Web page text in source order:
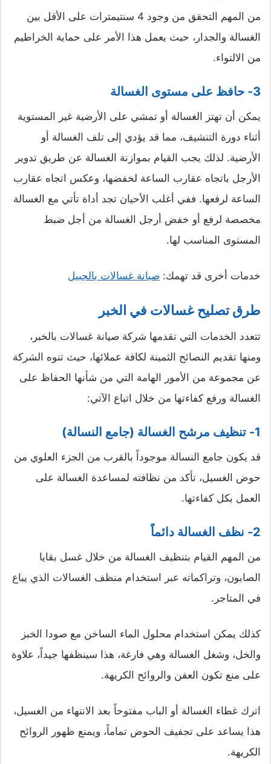
من المهم التحقق من وجود 4 سنتيمترات على الأقل بين
الغسالة والجدار، حيث يعمل هذا الأمر على حماية الخراطيم
من الالتواء.
3- حافظ على مستوى الغسالة
يمكن أن تهتز الغسالة أو تمشي على الأرضية غير المستوية
أثناء دورة التنشيف، مما قد يؤدي إلى تلف الغسالة أو
الأرضية. لذلك يجب القيام بموازنة الغسالة عن طريق تدوير
الأرجل باتجاه عقارب الساعة لخفضها، وعكس اتجاه عقارب
الساعة لرفعها. ففي أغلب الأحيان تجد أداة تأتي مع الغسالة
مخصصة لرفع أو خفض أرجل الغسالة من أجل ضبط
المستوى المناسب لها.
خدمات أخرى قد تهمك: صيانة غسالات بالجبيل
طرق تصليح غسالات في الخبر
تتعدد الخدمات التي تقدمها شركة صيانة غسالات بالخبر،
ومنها تقديم النصائح الثمينة لكافة عملائها، حيث تنوه الشركة
عن مجموعة من الأمور الهامة التي من شأنها الحفاظ على
الغسالة ورفع كفاءتها من خلال اتباع الآتي:
1- تنظيف مرشح الغسالة (جامع النسالة)
قد يكون جامع النسالة موجوداً بالقرب من الجزء العلوي من
حوض الغسيل، تأكد من نظافته لمساعدة الغسالة على
العمل بكل كفاءتها.
2- نظف الغسالة دائماً
من المهم القيام بتنظيف الغسالة من خلال غسل بقايا
الصابون، وتراكماته عبر استخدام منظف الغسالات الذي يباع
في المتاجر.
كذلك يمكن استخدام محلول الماء الساخن مع صودا الخبز
والخل، وشغل الغسالة وهي فارغة، هذا سينظفها جيداً، علاوة
على منع تكون العفن والروائح الكريهة.
اترك غطاء الغسالة أو الباب مفتوحاً بعد الانتهاء من الغسيل،
هذا يساعد على تجفيف الحوض تماماً، ويمنع ظهور الروائح
الكريهة.